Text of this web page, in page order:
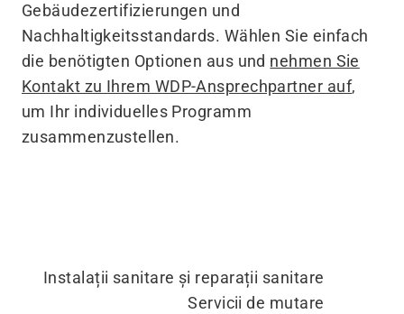
Gebäudezertifizierungen und
Nachhaltigkeitsstandards. Wählen Sie einfach
die benötigten Optionen aus und nehmen Sie
Kontakt zu Ihrem WDP-Ansprechpartner auf,
um Ihr individuelles Programm
zusammenzustellen.
Instalații sanitare și reparații sanitare
Servicii de mutare